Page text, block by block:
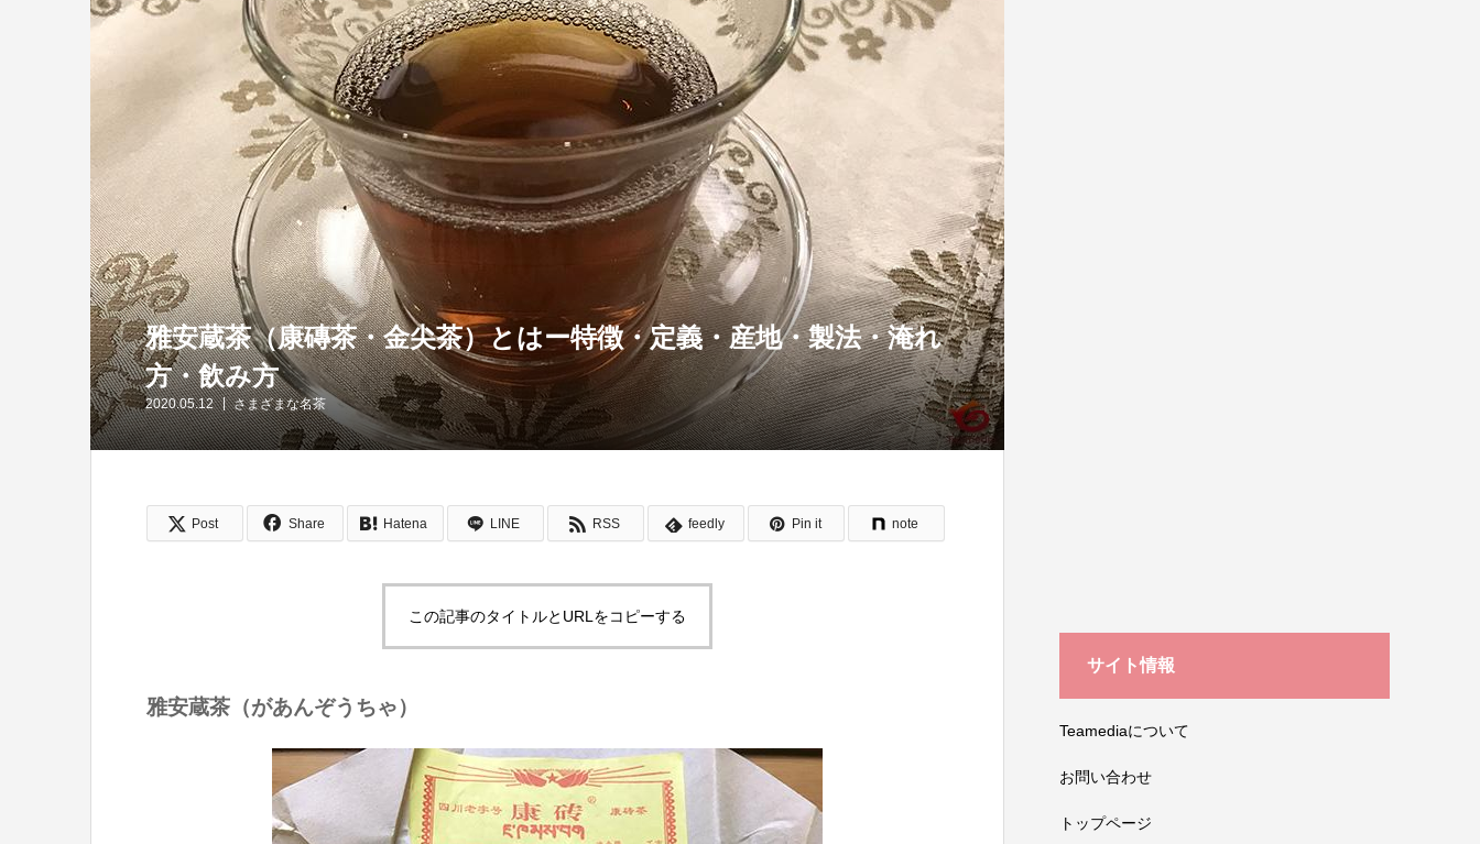
雅安蔵茶（康磚茶・金尖茶）とはー特徴・定義・産地・製法・淹れ
方・飲み方
2020.05.12 さまざまな名茶
Post Share Hatena LINE RSS feedly Pin it note
この記事のタイトルとURLをコピーする
雅安蔵茶（があんぞうちゃ）
サイト情報
Teamediaについて
お問い合わせ
トップページ